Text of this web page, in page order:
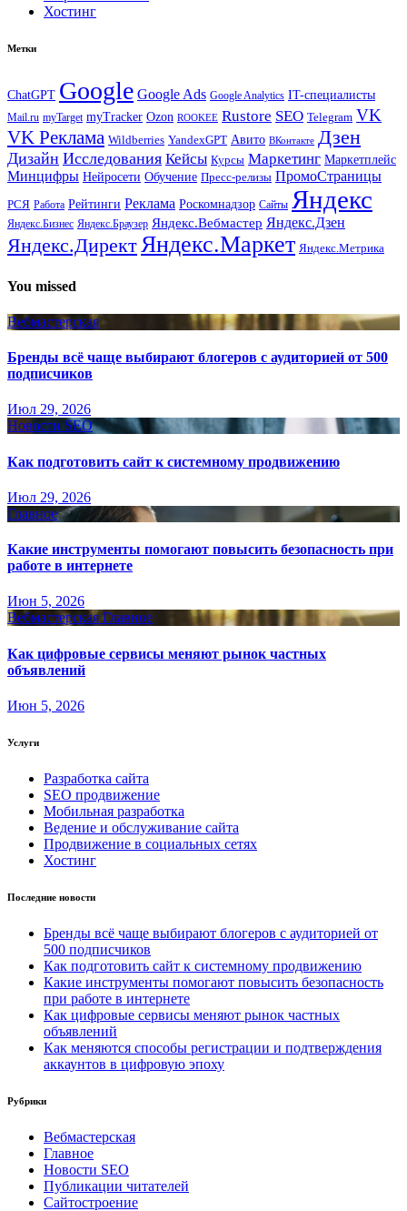
Хостинг
Метки
ChatGPT Google Google Ads Google Analytics IT-специалисты
Mail.ru myTarget myTracker Ozon ROOKEE Rustore SEO Telegram VK
VK Реклама Wildberries YandexGPT Авито ВКонтакте Дзен
Дизайн Исследования Кейсы Курсы Маркетинг Маркетплейс
Минцифры Нейросети Обучение Пресс-релизы ПромоСтраницы
РСЯ Работа Рейтинги Реклама Роскомнадзор Сайты Яндекс
Яндекс.Бизнес Яндекс.Браузер Яндекс.Вебмастер Яндекс.Дзен
Яндекс.ДиректЯндекс.Маркет Яндекс.Метрика
You missed
Вебмастерская
Бренды всё чаще выбирают блогеров с аудиторией от 500
подписчиков
Июл 29, 2026
Новости SEO
Как подготовить сайт к системному продвижению
Июл 29, 2026
Главное
Какие инструменты помогают повысить безопасность при
работе в интернете
Июн 5, 2026
Вебмастерская Главное
Как цифровые сервисы меняют рынок частных
объявлений
Июн 5, 2026
Услуги
Разработка сайта
SEO продвижение
Мобильная разработка
Ведение и обслуживание сайта
Продвижение в социальных сетях
Хостинг
Последние новости
Бренды всё чаще выбирают блогеров с аудиторией от
500 подписчиков
Как подготовить сайт к системному продвижению
Какие инструменты помогают повысить безопасность
при работе в интернете
Как цифровые сервисы меняют рынок частных
объявлений
Как меняются способы регистрации и подтверждения
аккаунтов в цифровую эпоху
Рубрики
Вебмастерская
Главное
Новости SEO
Публикации читателей
Сайтостроение